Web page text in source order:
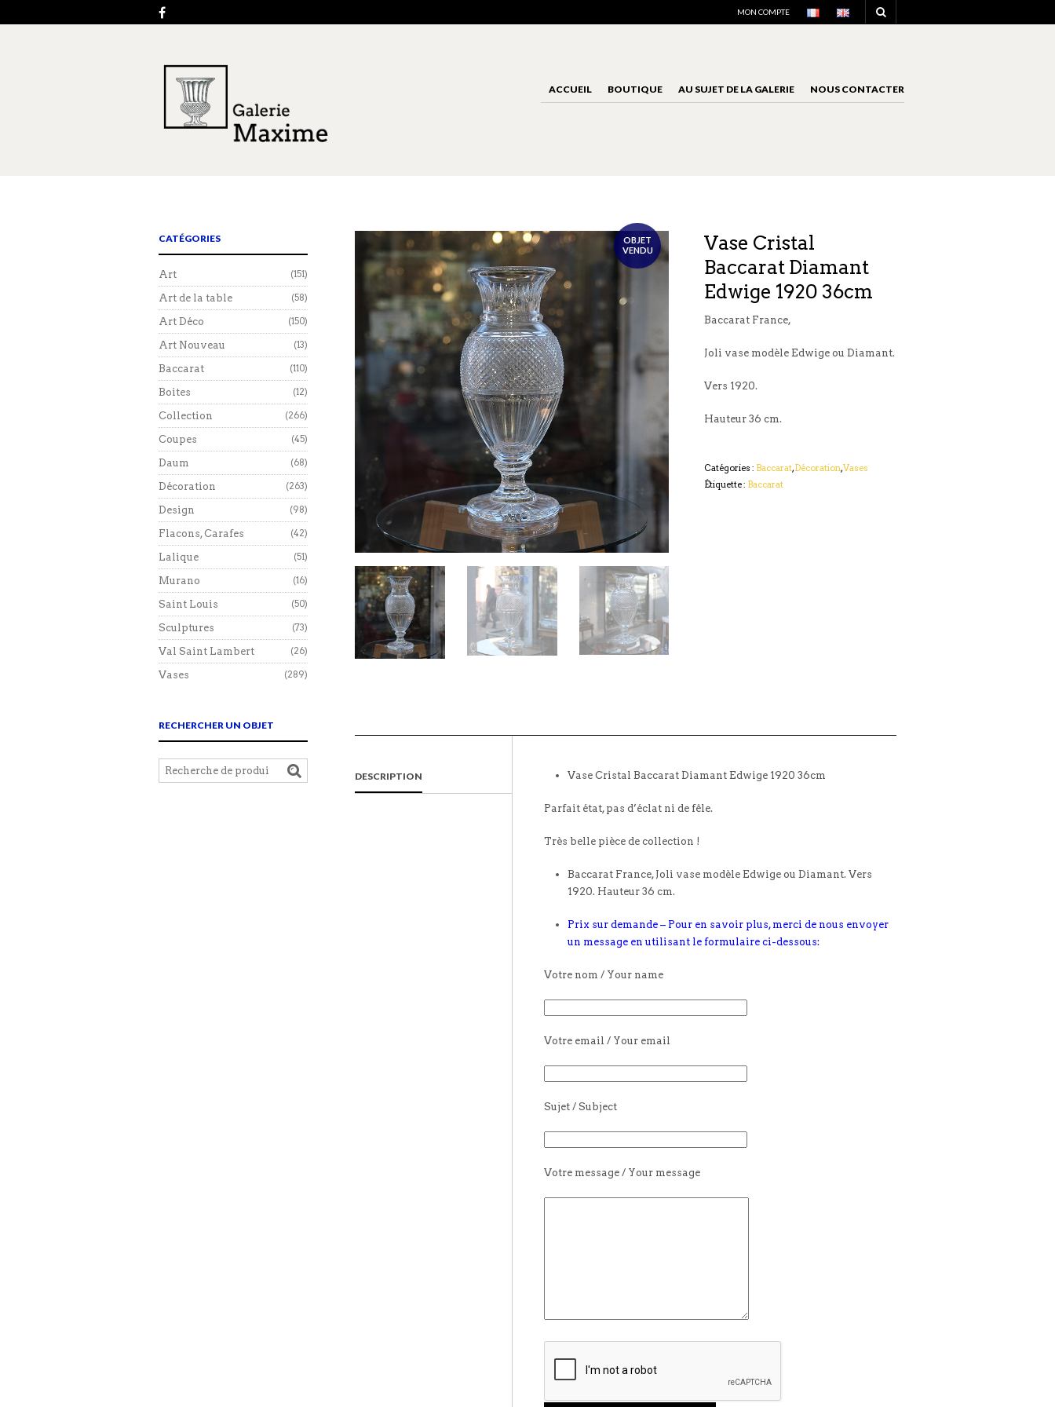
MON COMPTE
ACCUEIL BOUTIQUE AU SUJET DE LA GALERIE NOUS CONTACTER
OBJET
VENDU
Vase Cristal
Baccarat Diamant
Edwige 1920 36cm
Baccarat France,
Joli vase modèle Edwige ou Diamant.
Vers 1920.
Hauteur 36 cm.
Catégories : Baccarat,Décoration,Vases
Étiquette : Baccarat
DESCRIPTION Vase Cristal Baccarat Diamant Edwige 1920 36cm
Parfait état, pas d’éclat ni de fêle.
Très belle pièce de collection !
Baccarat France, Joli vase modèle Edwige ou Diamant. Vers
1920. Hauteur 36 cm.
Prix sur demande – Pour en savoir plus, merci de nous envoyer
un message en utilisant le formulaire ci-dessous:
Votre nom / Your name
Votre email / Your email
Sujet / Subject
Votre message / Your message
CATÉGORIES
Art (151)
Art de la table (58)
Art Déco (150)
Art Nouveau (13)
Baccarat (110)
Boites (12)
Collection (266)
Coupes (45)
Daum (68)
Décoration (263)
Design (98)
Flacons, Carafes (42)
Lalique (51)
Murano (16)
Saint Louis (50)
Sculptures (73)
Val Saint Lambert (26)
Vases (289)
RECHERCHER UN OBJET